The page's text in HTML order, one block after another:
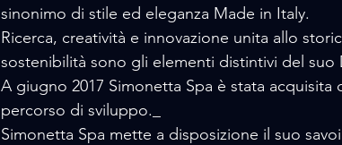
sinonimo di stile ed eleganza Made in Italy.
Ricerca, creatività e innovazione unita allo
sostenibilità sono gli elementi distintivi del suo
A giugno 2017 Simonetta Spa è stata acquisita
percorso di sviluppo._
Simonetta Spa mette a disposizione il suo